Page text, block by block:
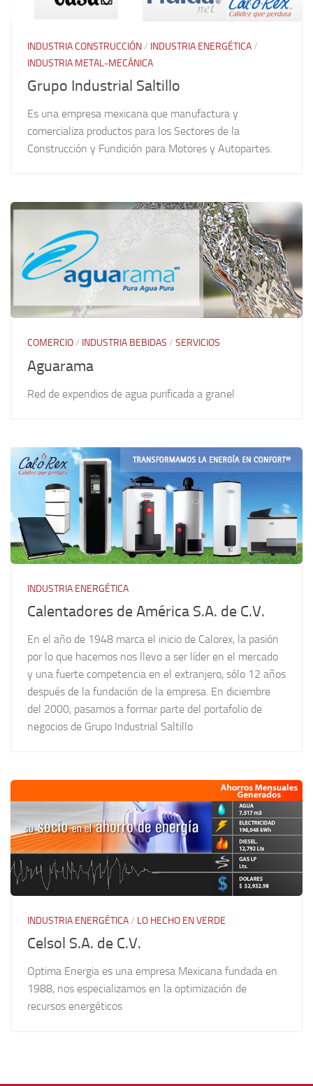
INDUSTRIA CONSTRUCCIÓN/ INDUSTRIA ENERGÉTICA/
INDUSTRIA METAL-MECÁNICA
Grupo Industrial Saltillo
Es una empresa mexicana que manufactura y
comercializa productos para los Sectores de la
Construcción y Fundición para Motores y Autopartes.
COMERCIO/ INDUSTRIA BEBIDAS / SERVICIOS
Aguarama
Red de expendios de agua purificada a granel
INDUSTRIA ENERGÉTICA
Calentadores de América S.A. de C.V.
En el año de 1948 marca el inicio de Calorex, la pasión
por lo que hacemos nos llevo a ser líder en el mercado
y una fuerte competencia en el extranjero, sólo 12 años
después de la fundación de la empresa. En diciembre
del 2000, pasamos a formar parte del portafolio de
negocios de Grupo Industrial Saltillo
INDUSTRIA ENERGÉTICA/ LO HECHO EN VERDE
Celsol S.A. de C.V.
Optima Energia es una empresa Mexicana fundada en
1988, nos especializamos en la optimización de
recursos energéticos